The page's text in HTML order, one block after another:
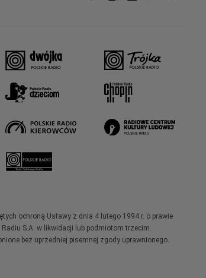
ochroną Ustawy z dnia 4 lutego 1994 r. o prawie
S.A. w likwidacji lub podmiotom trzecim.
bez uprzedniej pisemnej zgody uprawnionego.